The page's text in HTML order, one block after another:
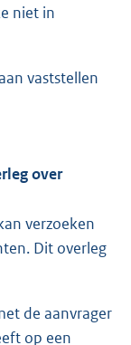
niet in
vaststellen
over
verzoeken
Dit overleg
de aanvrager
op een